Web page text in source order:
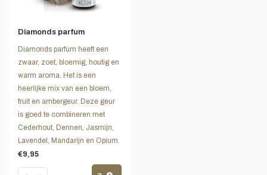
Diamonds parfum
Diamonds parfum heeft een
zwaar, zoet, bloemig, houtig en
warm aroma. Het is een
heerlijke mix van een bloem,
fruit en ambergeur. Deze geur
is goed te combineren met
Cederhout, Dennen, Jasmijn,
Lavendel, Mandarijn en Opium.
€9,95